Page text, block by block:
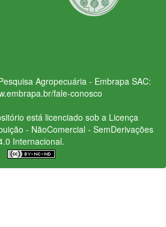
Agropecuária - Embrapa SAC:
fale-conosco
está licenciado sob a Licença
- NãoComercial - SemDerivações
Internacional.